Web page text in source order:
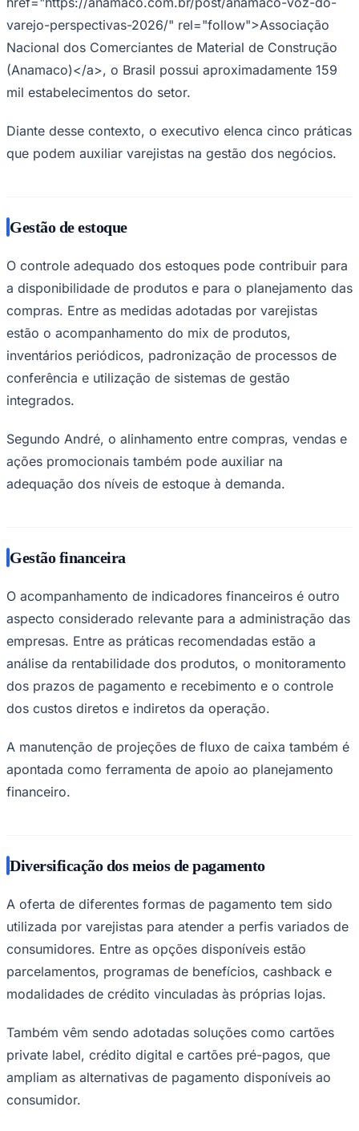
Corinthians
Palmeiras
São Paulo
varejo-perspectivas-2026/" rel="follow">Associação
Nacional dos Comerciantes de Material de Construção
(Anamaco)</a>, o Brasil possui aproximadamente 159
mil estabelecimentos do setor.
Diante desse contexto, o executivo elenca cinco práticas
que podem auxiliar varejistas na gestão dos negócios.
Gestão de estoque
O controle adequado dos estoques pode contribuir para
a disponibilidade de produtos e para o planejamento das
compras. Entre as medidas adotadas por varejistas
estão o acompanhamento do mix de produtos,
inventários periódicos, padronização de processos de
conferência e utilização de sistemas de gestão
integrados.
Segundo André, o alinhamento entre compras, vendas e
ações promocionais também pode auxiliar na
adequação dos níveis de estoque à demanda.
Gestão financeira
O acompanhamento de indicadores financeiros é outro
aspecto considerado relevante para a administração das
empresas. Entre as práticas recomendadas estão a
análise da rentabilidade dos produtos, o monitoramento
dos prazos de pagamento e recebimento e o controle
dos custos diretos e indiretos da operação.
A manutenção de projeções de fluxo de caixa também é
apontada como ferramenta de apoio ao planejamento
financeiro.
Diversificação dos meios de pagamento
A oferta de diferentes formas de pagamento tem sido
utilizada por varejistas para atender a perfis variados de
consumidores. Entre as opções disponíveis estão
parcelamentos, programas de benefícios, cashback e
modalidades de crédito vinculadas às próprias lojas.
Também vêm sendo adotadas soluções como cartões
private label, crédito digital e cartões pré-pagos, que
ampliam as alternativas de pagamento disponíveis ao
consumidor.